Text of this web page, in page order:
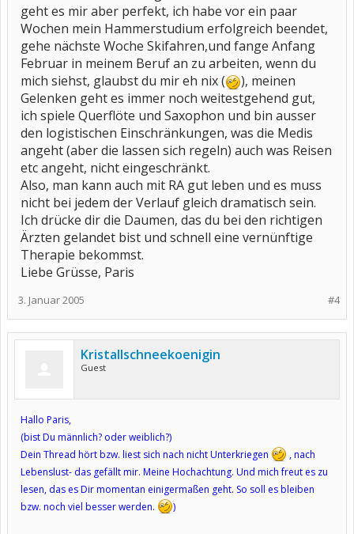
geht es mir aber perfekt, ich habe vor ein paar
Wochen mein Hammerstudium erfolgreich beendet,
gehe nächste Woche Skifahren,und fange Anfang
Februar in meinem Beruf an zu arbeiten, wenn du
mich siehst, glaubst du mir eh nix (
), meinen
Gelenken geht es immer noch weitestgehend gut,
ich spiele Querflöte und Saxophon und bin ausser
den logistischen Einschränkungen, was die Medis
angeht (aber die lassen sich regeln) auch was Reisen
etc angeht, nicht eingeschränkt.
Also, man kann auch mit RA gut leben und es muss
nicht bei jedem der Verlauf gleich dramatisch sein.
Ich drücke dir die Daumen, das du bei den richtigen
Ärzten gelandet bist und schnell eine vernünftige
Therapie bekommst.
Liebe Grüsse, Paris
#4
3. Januar 2005
Kristallschneekoenigin
Guest
Hallo Paris,
(bist Du männlich? oder weiblich?)
Dein Thread hört bzw. liest sich nach nicht Unterkriegen
, nach
Lebenslust- das gefällt mir. Meine Hochachtung. Und mich freut es zu
lesen, das es Dir momentan einigermaßen geht. So soll es bleiben
bzw. noch viel besser werden.
)